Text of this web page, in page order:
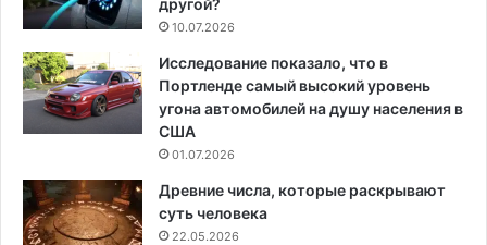
10.07.2026
Исследование показало, что в
Портленде самый высокий уровень
угона автомобилей на душу населения в
США
01.07.2026
Древние числа, которые раскрывают
суть человека
22.05.2026